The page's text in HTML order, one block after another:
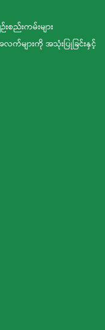
စည်းကမ်းများ
လက်များကို အသုံးပြုခြင်းနှင့်